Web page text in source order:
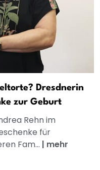
Dresdnerin
zur Geburt
Rehn im
für
Fam... | mehr